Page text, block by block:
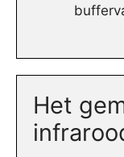
Het